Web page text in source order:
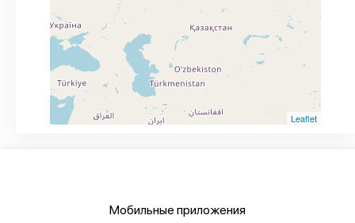
Leaflet
Мобильные приложения